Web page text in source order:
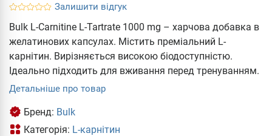
Залишити відгук
Bulk L-Carnitine L-Tartrate 1000 mg – харчова добавка в
желатинових капсулах. Містить преміальний L-
карнітин. Вирізняється високою біодоступністю.
Ідеально підходить для вживання перед тренуванням.
Детальніше про товар
Бренд: Bulk
Категорія: L-карнітин